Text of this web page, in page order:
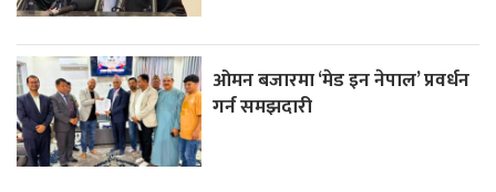
ओमन बजारमा ‘मेड इन नेपाल’ प्रवर्धन
गर्न समझदारी